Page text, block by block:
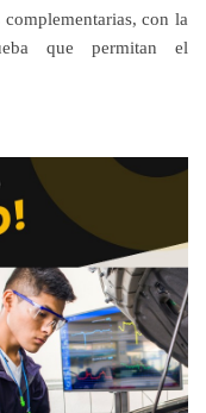
con la
que permitan el